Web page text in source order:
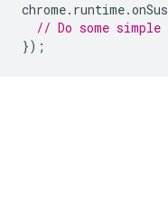
chrome. runtime.
// Do some
});